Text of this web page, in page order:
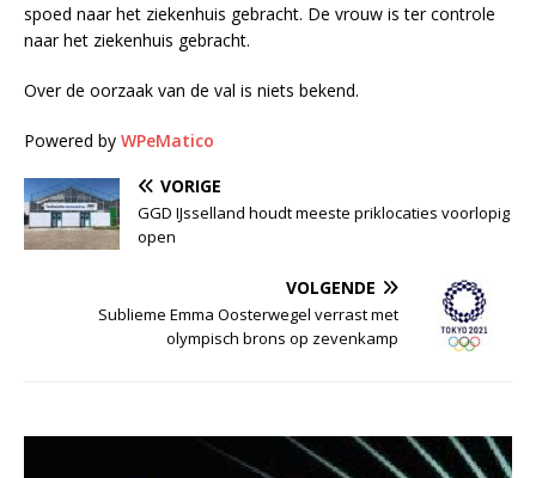
spoed naar het ziekenhuis gebracht. De vrouw is ter controle
naar het ziekenhuis gebracht.
Over de oorzaak van de val is niets bekend.
Powered by WPeMatico
VORIGE
GGD IJsselland houdt meeste priklocaties voorlopig
open
VOLGENDE
Sublieme Emma Oosterwegel verrast met
olympisch brons op zevenkamp